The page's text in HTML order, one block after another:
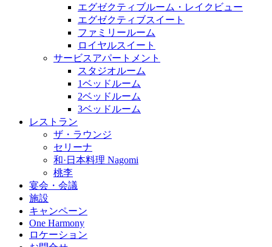
エグゼクティブルーム・レイクビュー
エグゼクティブスイート
ファミリールーム
ロイヤルスイート
サービスアパートメント
スタジオルーム
1ベッドルーム
2ベッドルーム
3ベッドルーム
レストラン
ザ・ラウンジ
セリーナ
和·日本料理 Nagomi
桃李
宴会・会議
施設
キャンペーン
One Harmony
ロケーション